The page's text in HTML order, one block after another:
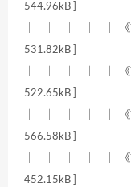
544.96kB ]
｜ ｜ ｜ ｜ ｜ 《故
531.82kB ]
｜ ｜ ｜ ｜ ｜ 《故
522.65kB ]
｜ ｜ ｜ ｜ ｜ 《故
566.58kB ]
｜ ｜ ｜ ｜ ｜ 《故
452.15kB ]